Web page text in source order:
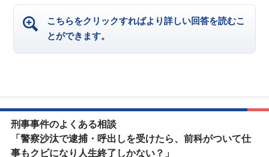
こちらをクリックすればより詳しい回答を読むこ
とができます。
刑事事件のよくある相談
「警察沙汰で逮捕・呼出しを受けたら、前科がついて仕
事もクビになり人生終了しかない？」